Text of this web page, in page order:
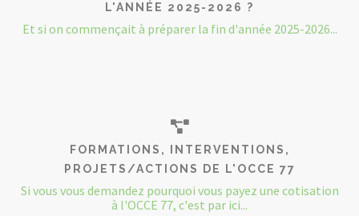
L'ANNÉE 2025-2026 ?
Et si on commençait à préparer la fin d'année 2025-2026...
FORMATIONS, INTERVENTIONS,
PROJETS/ACTIONS DE L'OCCE 77
Si vous vous demandez pourquoi vous payez une cotisation
à l'OCCE 77, c'est par ici...